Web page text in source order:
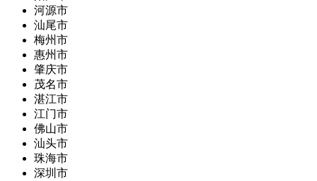
河源市
汕尾市
梅州市
惠州市
肇庆市
茂名市
湛江市
江门市
佛山市
汕头市
珠海市
深圳市